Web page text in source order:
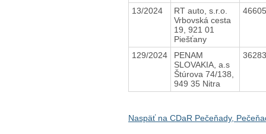
13/2024
RT auto, s.r.o.
Vrbovská cesta
19, 921 01
Piešťany
129/2024
PENAM
SLOVAKIA, a.s
Štúrova 74/138,
949 35 Nitra
Naspäť na CDaR Pečeňady,